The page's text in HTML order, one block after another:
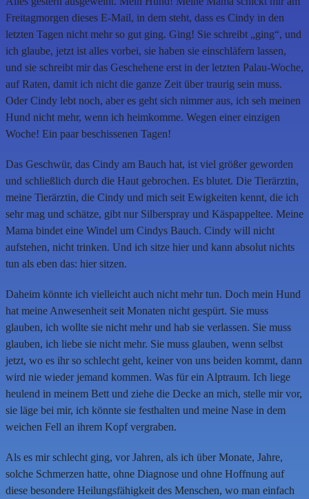
Freitagmorgen dieses E-Mail, in dem steht, dass es Cindy in den
letzten Tagen nicht mehr so gut ging. Ging! Sie schreibt „ging“, und
ich glaube, jetzt ist alles vorbei, sie haben sie einschläfern lassen,
und sie schreibt mir das Geschehene erst in der letzten Palau-Woche,
auf Raten, damit ich nicht die ganze Zeit über traurig sein muss.
Oder Cindy lebt noch, aber es geht sich nimmer aus, ich seh meinen
Hund nicht mehr, wenn ich heimkomme. Wegen einer einzigen
Woche! Ein paar beschissenen Tagen!
Das Geschwür, das Cindy am Bauch hat, ist viel größer geworden
und schließlich durch die Haut gebrochen. Es blutet. Die Tierärztin,
meine Tierärztin, die Cindy und mich seit Ewigkeiten kennt, die ich
sehr mag und schätze, gibt nur Silberspray und Käspappeltee. Meine
Mama bindet eine Windel um Cindys Bauch. Cindy will nicht
aufstehen, nicht trinken. Und ich sitze hier und kann absolut nichts
tun als eben das: hier sitzen.
Daheim könnte ich vielleicht auch nicht mehr tun. Doch mein Hund
hat meine Anwesenheit seit Monaten nicht gespürt. Sie muss
glauben, ich wollte sie nicht mehr und hab sie verlassen. Sie muss
glauben, ich liebe sie nicht mehr. Sie muss glauben, wenn selbst
jetzt, wo es ihr so schlecht geht, keiner von uns beiden kommt, dann
wird nie wieder jemand kommen. Was für ein Alptraum. Ich liege
heulend in meinem Bett und ziehe die Decke an mich, stelle mir vor,
sie läge bei mir, ich könnte sie festhalten und meine Nase in dem
weichen Fell an ihrem Kopf vergraben.
Als es mir schlecht ging, vor Jahren, als ich über Monate, Jahre,
solche Schmerzen hatte, ohne Diagnose und ohne Hoffnung auf
diese besondere Heilungsfähigkeit des Menschen, wo man einfach